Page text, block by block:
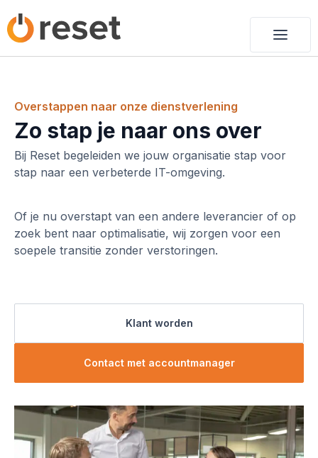
Overstappen naar onze dienstverlening
Zo stap je naar ons over
Bij Reset begeleiden we jouw organisatie stap voor
stap naar een verbeterde IT-omgeving.
Of je nu overstapt van een andere leverancier of op
zoek bent naar optimalisatie, wij zorgen voor een
soepele transitie zonder verstoringen.
Klant worden
Contact met accountmanager